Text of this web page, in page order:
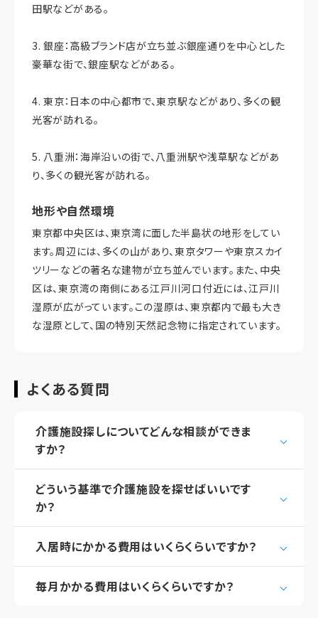
田駅などがある。
3. 銀座：高級ブランド店が立ち並ぶ銀座通りを中心とした
豪華な街で、銀座駅などがある。
4. 東京：日本の中心都市で、東京駅などがあり、多くの観
光客が訪れる。
5. 八重洲：海岸沿いの街で、八重洲駅や浅草駅などがあ
り、多くの観光客が訪れる。
地形や自然環境
東京都中央区は、東京湾に面した半島状の地形をしてい
ます。周辺には、多くの山があり、東京タワーや東京スカイ
ツリーなどの著名な建物が立ち並んでいます。また、中央
区は、東京湾の南側にある江戸川河口付近には、江戸川
湿原が広がっています。この湿原は、東京都内で最も大き
な湿原として、国の特別天然記念物に指定されています。
よくある質問
介護施設探しについてどんな相談ができま
すか？
どういう基準で介護施設を探せばいいです
か？
入居時にかかる費用はいくらくらいですか？
毎月かかる費用はいくらくらいですか？